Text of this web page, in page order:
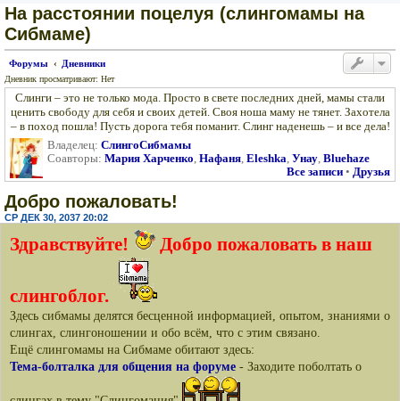
На расстоянии поцелуя (слингомамы на
Сибмаме)
Форумы Дневники
Дневник просматривают: Нет
Слинги – это не только мода. Просто в свете последних дней, мамы стали
ценить свободу для себя и своих детей. Своя ноша маму не тянет. Захотела
– в поход пошла! Пусть дорога тебя поманит. Слинг наденешь – и все дела!
Владелец:СлингоСибмамы
Соавторы:Мария Харченко,Нафаня,Eleshka,Унау,Bluehaze
Все записи • Друзья
Добро пожаловать!
СР ДЕК 30, 2037 20:02
Здравствуйте! Добро пожаловать в наш
слингоблог.
Здесь сибмамы делятся бесценной информацией, опытом, знаниями о
слингах, слингоношении и обо всём, что с этим связано.
Ещё слингомамы на Сибмаме обитают здесь:
Тема-болталка для общения на форуме - Заходите поболтать о